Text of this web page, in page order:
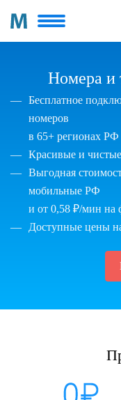
Номера и
Бесплатное
номеров
в 65+ регионах РФ
Красивые и
Выгодная
мобильные РФ
и от 0,58 ₽/мин на
Доступные цены